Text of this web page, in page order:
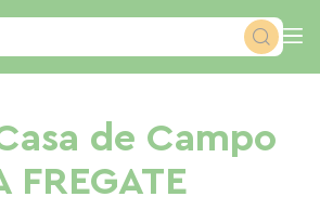
de Campo
FREGATE
de Cookies